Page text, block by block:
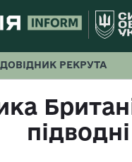
ДОВІДНИК РЕКРУТА